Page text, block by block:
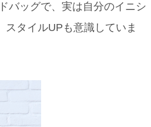
ッグで、実は自分のイニシ
タイルUPも意識していま